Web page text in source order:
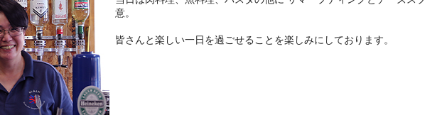
意。
皆さんと楽しい一日を過ごせることを楽しみにしております。